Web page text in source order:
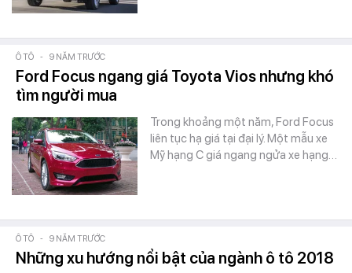
Ô TÔ - 9 NĂM TRƯỚC
Ford Focus ngang giá Toyota Vios nhưng khó
tìm người mua
Trong khoảng một năm, Ford Focus
liên tục hạ giá tại đại lý. Một mẫu xe
Mỹ hạng C giá ngang ngửa xe hạng…
Ô TÔ - 9 NĂM TRƯỚC
Những xu hướng nổi bật của ngành ô tô 2018